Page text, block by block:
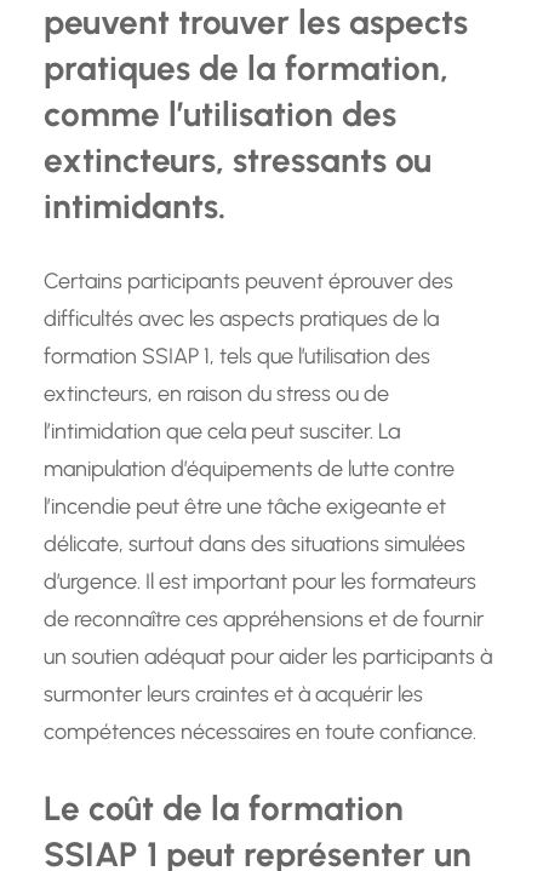
peuvent trouver les aspects
pratiques de la formation,
comme l’utilisation des
extincteurs, stressants ou
intimidants.
Certains participants peuvent éprouver des
difficultés avec les aspects pratiques de la
formation SSIAP 1, tels que l’utilisation des
extincteurs, en raison du stress ou de
l’intimidation que cela peut susciter. La
manipulation d’équipements de lutte contre
l’incendie peut être une tâche exigeante et
délicate, surtout dans des situations simulées
d’urgence. Il est important pour les formateurs
de reconnaître ces appréhensions et de fournir
un soutien adéquat pour aider les participants à
surmonter leurs craintes et à acquérir les
compétences nécessaires en toute confiance.
Le coût de la formation
SSIAP 1 peut représenter un